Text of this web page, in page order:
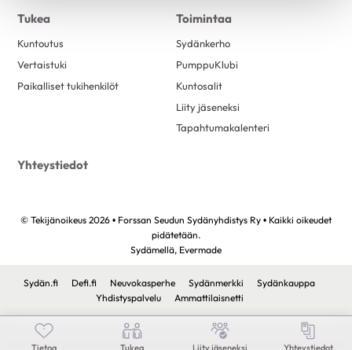
Tietoa Tukea Liity jäseneksi Yhteystiedot
Tukea
Kuntoutus
Vertaistuki
Paikalliset tukihenkilöt
Toimintaa
Sydänkerho
PumppuKlubi
Kuntosalit
Liity jäseneksi
Tapahtumakalenteri
Yhteystiedot
© Tekijänoikeus 2026 • Forssan Seudun Sydänyhdistys Ry • Kaikki oikeudet
pidätetään.
Sydämellä, Evermade
Sydän.fi Defi.fi Neuvokasperhe Sydänmerkki
Sydänkauppa
Yhdistyspalvelu
Ammattilaisnetti